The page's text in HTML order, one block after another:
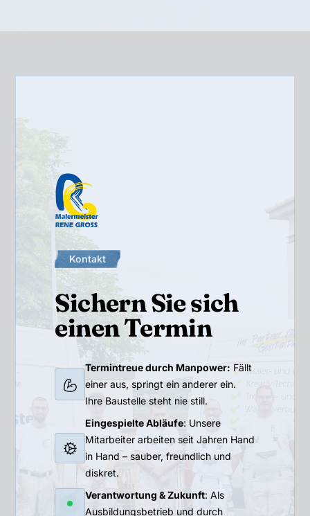
Kontakt
Sichern Sie sich
einen Termin
Termintreue durch Manpower: Fällt
einer aus, springt ein anderer ein.
Ihre Baustelle steht nie still.
Eingespielte Abläufe: Unsere
Mitarbeiter arbeiten seit Jahren Hand
in Hand – sauber, freundlich und
diskret.
Verantwortung & Zukunft: Als
Ausbildungsbetrieb und durch